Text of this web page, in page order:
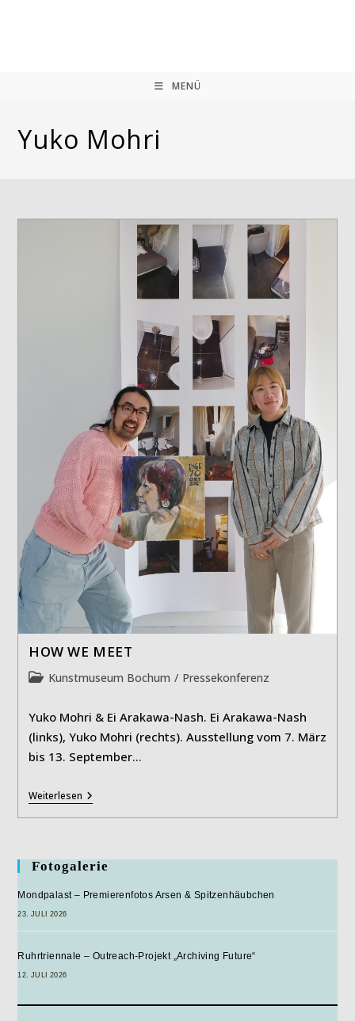
MENÜ
Yuko Mohri
HOW WE MEET
Beitrags-
Kunstmuseum Bochum / Pressekonferenz
Yuko Mohri & Ei Arakawa-Nash. Ei Arakawa-Nash
(links), Yuko Mohri (rechts). Ausstellung vom 7. März
bis 13. September…
WeiterlesenHOW
WE
MEET
Fotogalerie
Mondpalast – Premierenfotos Arsen & Spitzenhäubchen
23. JULI 2026
Ruhrtriennale – Outreach-Projekt „Archiving Future“
12. JULI 2026